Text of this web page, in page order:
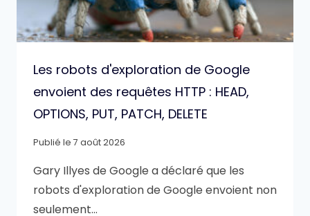
Les robots d'exploration de Google
envoient des requêtes HTTP : HEAD,
OPTIONS, PUT, PATCH, DELETE
Publié le 7 août 2026
Gary Illyes de Google a déclaré que les
robots d'exploration de Google envoient non
seulement…